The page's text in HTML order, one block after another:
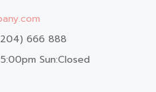
666 888
Sun:Closed